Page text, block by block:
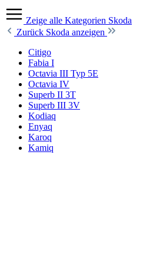
Zeige alle Kategorien Skoda
Zurück Skoda anzeigen
Citigo
Fabia I
Octavia III Typ 5E
Octavia IV
Superb II 3T
Superb III 3V
Kodiaq
Enyaq
Karoq
Kamiq